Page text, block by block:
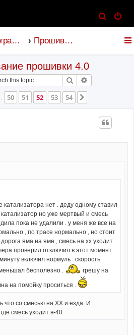
e
Программное обеспечение Прошивка и коммандер
прошивки 4.0
Search
5450 51 52 53 54
нет . деду одному ставил
но уже мертвый и смесь
пока не удалили . у меня же все на
, по трасе нормально , но стоит
яма на яме , смесь на хх уходит
проверил отключил в этот момент
включил нормуль . скорость
бесполезно .
грешу на
на помойку проситься .
что со смесью на ХХ и езда. И
смесь уходит в-40